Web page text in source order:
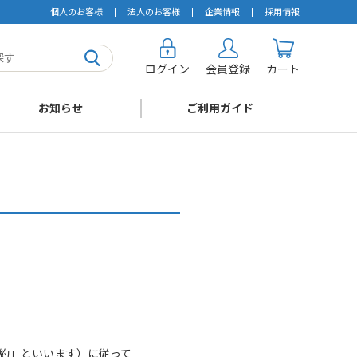
個人のお客様 法人のお客様 企業情報 採用情報
ログイン 会員登録 カート
お知らせ ご利用ガイド
」といいます）に従って